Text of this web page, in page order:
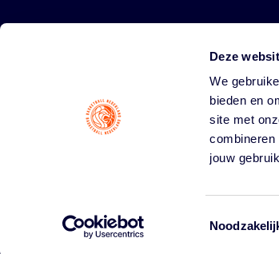
Deze
We
bieden en
site met
combineren
jouw